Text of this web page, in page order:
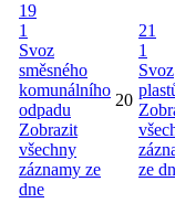
19
1
Svoz
směsného
komunálního
odpadu
Zobrazit
všechny
záznamy ze
dne
20
21
1
Svoz
ze